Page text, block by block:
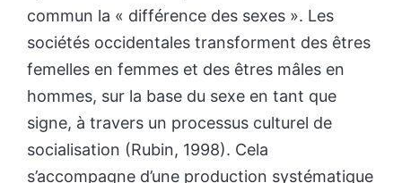
commun la « différence des sexes ». Les
sociétés occidentales transforment des êtres
femelles en femmes et des êtres mâles en
hommes, sur la base du sexe en tant que
signe, à travers un processus culturel de
socialisation (Rubin, 1998). Cela
s’accompagne d’une production systématique